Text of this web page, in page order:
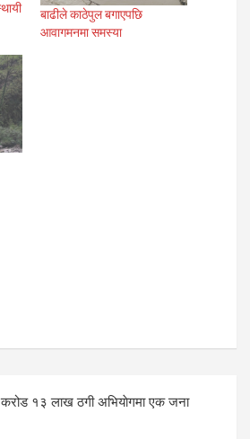
बाढीले काठेपुल बगाएपछि
आवागमनमा समस्या
१३ लाख ठगी अभियाेगमा एक जना